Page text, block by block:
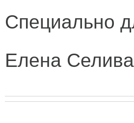
Специально
Елена